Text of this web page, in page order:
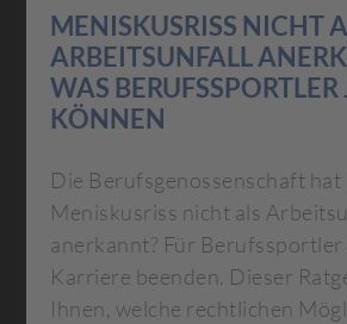
MENISKUSRISS NICHT
ARBEITSUNFALL
WAS
KÖNNEN
Die Berufsgenossenschaft hat
Meniskusriss nicht als
anerkannt? Für Berufssportler
Karriere beenden. Dieser
Ihnen, welche rechtlichen